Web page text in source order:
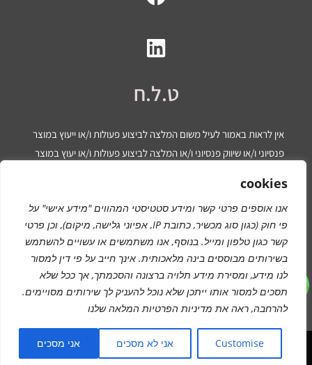
cookies
אנו אוספים פרטי קשר ומידע סטטיסטי המהווים "מידע אישי" על
פי חוק (כגון סוג מכשיר, כתובת IP, אפיוני גלישה, מיקום), וכן פרטי
קשר כגון טלפון ומייל. בנוסף, אנו משתמשים או עשויים להשתמש
בשירותים מבוססים בינה מלאכותית. אינך חייב על פי דין למסור
לנו מידע, ומסירת מידע תלויה ברצונה והסכמתך, אך ככל שלא
תסכים למסור אותו ייתכן שלא נוכל להעניק לך שירותים מסויימים.
להרחבה, ראה את מדיניות הפרטיות המלאה שלנו
Customise אני לא מסכים אני מסכים
ט.ל.ח
אין לראות באמור לעיל משום המלצה לביצוע פעולות ו/או ייעוץ במוצר
פנסיוני ו/או שיווק פנסיוני ו/או המלצה לביצוע פעולות ו/או יעוץ במוצר
ו/או יעוץ מכל סוג שהוא. המידע המוצג הינו לידיעה בלבד ואינו מהווה
תחליף לייעוץ המתחשב בנתונים ובצרכים המיוחדים של כל אדם. כל
העושה במידע הנ”ל שימוש כלשהו – עושה זאת על דעתו בלבד ועל
אחריותו הבלעדית.
מדיניות פרטיות